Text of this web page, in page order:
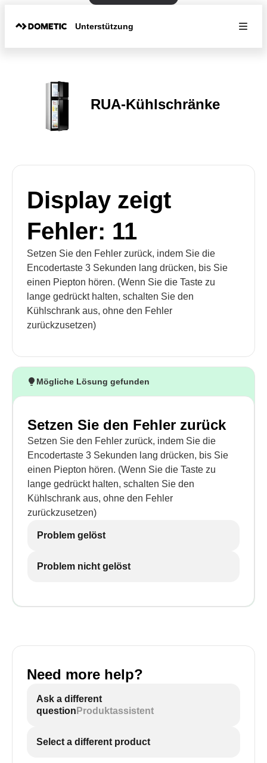
Unterstützung
RUA-Kühlschränke
Display zeigt
Fehler: 11
Setzen Sie den Fehler zurück, indem Sie die
Encodertaste 3 Sekunden lang drücken, bis Sie
einen Piepton hören. (Wenn Sie die Taste zu
lange gedrückt halten, schalten Sie den
Kühlschrank aus, ohne den Fehler
zurückzusetzen)
Mögliche Lösung gefunden
Setzen Sie den Fehler zurück
Setzen Sie den Fehler zurück, indem Sie die
Encodertaste 3 Sekunden lang drücken, bis Sie
einen Piepton hören. (Wenn Sie die Taste zu
lange gedrückt halten, schalten Sie den
Kühlschrank aus, ohne den Fehler
zurückzusetzen)
Problem gelöst
Problem nicht gelöst
Need more help?
Ask a different
question Produktassistent
Select a different product